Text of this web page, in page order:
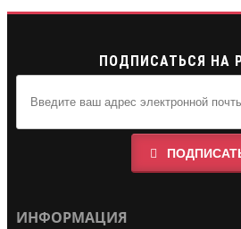
ПОДПИСАТЬСЯ НА
ИНФОРМАЦИЯ